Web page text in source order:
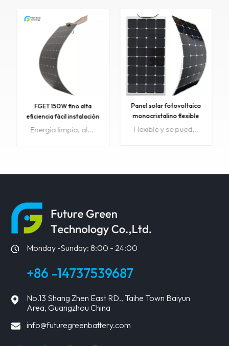
FGET 150W fino alta
eficiencia fácil instalación
al por mayor mono panel
Energía limpia, alta eficiencia de conversión, buena eficiencia de salida, efecto de poca luz,peso ligero, fácil de transportar, función perfecta, materiales de alta calidad, gran aplicabilidad. Se puede personalizar.Con chip SUNPOWER, se puede utilizar para automóviles,caravan,casa, barco, moto,camping,remolque,yate,etc. Número de artículo: FL-150W/18VTamaño: 1330*540*3mmPeso: 2,63 kgPedido mínimo: 10 piezasPlazo de entrega: 15 díasOEM: disponible Región original: ChinaPotencia máxima: 19,2Eficiencia del panel: 21-22,5%Celda solar: grado A
APRENDE
MÁS
Panel solar fotovoltaico
monocristalino flexible
de energía renovable de
fácil instalación FGET
Flexible y se puede doblar adecuadamente para utilizar una gama más amplia de aplicaciones.Alta eficiencia de conversión, buena eficiencia de salida, efecto de poca luz,peso ligero, fácil de transportar, gran aplicabilidad.Con chip SUNPOWER, se puede utilizar para automóviles, casas, barcos, motocicletas, etc. Número de artículo: FL-115W/18VTamaño: 1070*540*3mmPeso: 2,18 kgPedido mínimo: 10 piezasPlazo de entrega: 15 díasOEM: disponible Región original: ChinaPotencia máxima: 19,2Eficiencia del panel: 21-22,5%Celda solar: A-grad
Monday -Sunday: 8:00 - 24:00
+86 -14737539687
No.13 Shang Zhen East RD., Taihe Town Baiyun
Area, Guangzhou China
info@futuregreenbattery.com